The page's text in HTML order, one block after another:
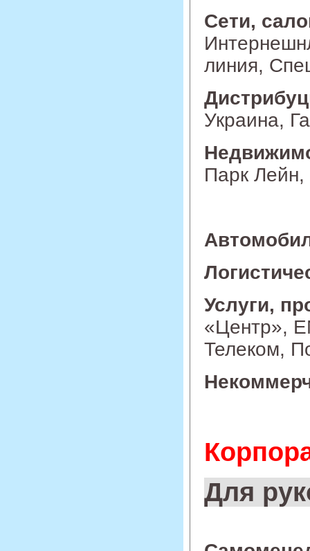
Сети,
линия,
Украина,
Парк
Услуги,
«Центр»,
Телеком,
Для